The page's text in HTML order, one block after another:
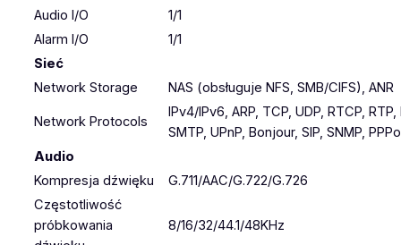
Audio I/O
1/1
Alarm I/O
1/1
Sieć
Network Storage
NAS (obsługuje NFS, SMB/CIFS), ANR
Network Protocols
IPv4/IPv6, ARP, TCP, UDP, RTCP,
SMTP, UPnP, Bonjour, SIP, SNMP,
Audio
Kompresja dźwięku
G.711/AAC/G.722/G.726
Częstotliwość
próbkowania
8/16/32/44.1/48KHz